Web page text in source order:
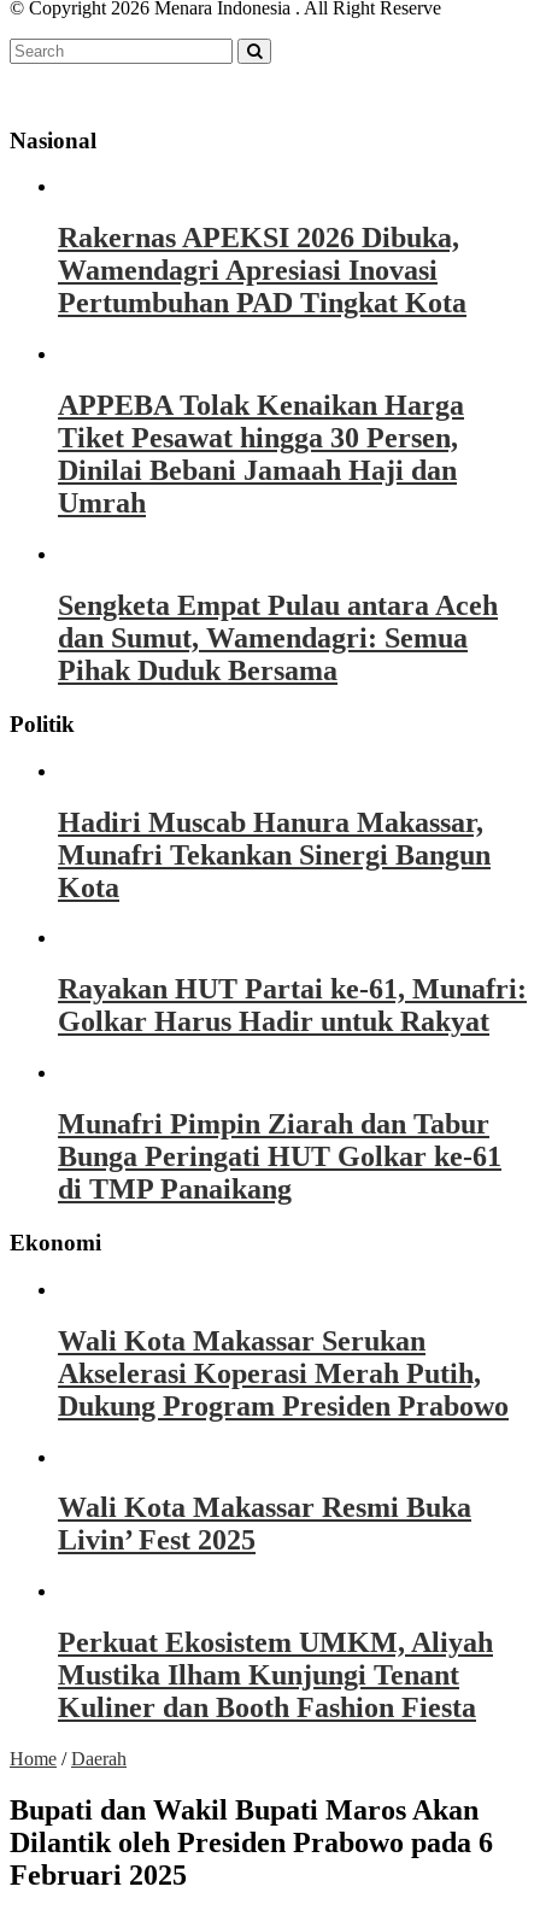
© Copyright 2026 Menara Indonesia . All Right Reserve
Nasional
Rakernas APEKSI 2026 Dibuka,
Wamendagri Apresiasi Inovasi
Pertumbuhan PAD Tingkat Kota
APPEBA Tolak Kenaikan Harga
Tiket Pesawat hingga 30 Persen,
Dinilai Bebani Jamaah Haji dan
Umrah
Sengketa Empat Pulau antara Aceh
dan Sumut, Wamendagri: Semua
Pihak Duduk Bersama
Politik
Hadiri Muscab Hanura Makassar,
Munafri Tekankan Sinergi Bangun
Kota
Rayakan HUT Partai ke-61, Munafri:
Golkar Harus Hadir untuk Rakyat
Munafri Pimpin Ziarah dan Tabur
Bunga Peringati HUT Golkar ke-61
di TMP Panaikang
Ekonomi
Wali Kota Makassar Serukan
Akselerasi Koperasi Merah Putih,
Dukung Program Presiden Prabowo
Wali Kota Makassar Resmi Buka
Livin’ Fest 2025
Perkuat Ekosistem UMKM, Aliyah
Mustika Ilham Kunjungi Tenant
Kuliner dan Booth Fashion Fiesta
Home /Daerah
Bupati dan Wakil Bupati Maros Akan
Dilantik oleh Presiden Prabowo pada 6
Februari 2025